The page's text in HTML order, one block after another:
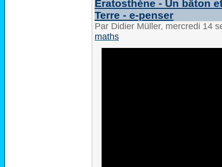
Eratosthène - Un bâton
Terre - e-penser
Par Didier Müller, mercredi 14
maths